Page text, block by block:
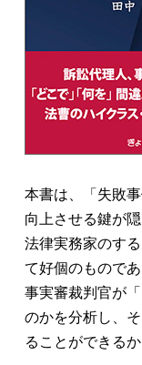
本書は、「失敗
向上させる鍵が
法律実務家のす
て好個のもので
事実審裁判官が
のかを分析し、
ることができる